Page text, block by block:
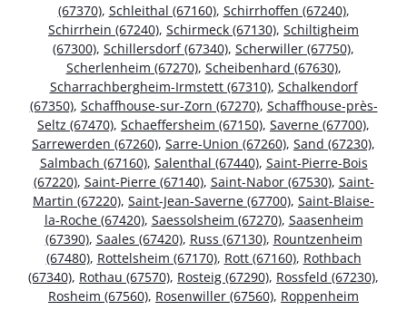
(67370), Schleithal (67160), Schirrhoffen (67240),
Schirrhein (67240), Schirmeck (67130), Schiltigheim
(67300), Schillersdorf (67340), Scherwiller (67750),
Scherlenheim (67270), Scheibenhard (67630),
Scharrachbergheim-Irmstett (67310), Schalkendorf
(67350), Schaffhouse-sur-Zorn (67270), Schaffhouse-près-
Seltz (67470), Schaeffersheim (67150), Saverne (67700),
Sarrewerden (67260), Sarre-Union (67260), Sand (67230),
Salmbach (67160), Salenthal (67440), Saint-Pierre-Bois
(67220), Saint-Pierre (67140), Saint-Nabor (67530), Saint-
Martin (67220), Saint-Jean-Saverne (67700), Saint-Blaise-
la-Roche (67420), Saessolsheim (67270), Saasenheim
(67390), Saales (67420), Russ (67130), Rountzenheim
(67480), Rottelsheim (67170), Rott (67160), Rothbach
(67340), Rothau (67570), Rosteig (67290), Rossfeld (67230),
Rosheim (67560), Rosenwiller (67560), Roppenheim